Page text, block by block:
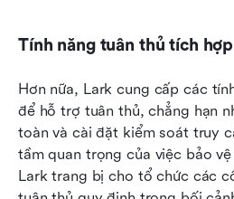
Tính năng tuân thủ tích
Hơn nữa, Lark cung cấp các
để hỗ trợ tuân thủ, chẳng hạn
toàn và cài đặt kiểm soát truy
tầm quan trọng của việc bảo
Lark trang bị cho tổ chức các